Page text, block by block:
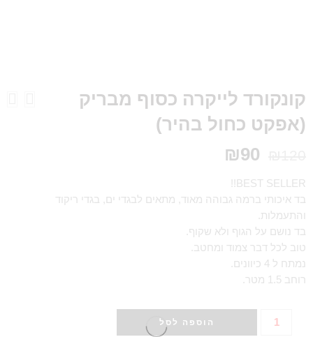
קונקורד לייקרה כסוף מבריק
(אפקט כחול בהיר)
₪90
BEST SELLER!!
בד איכותי ברמה גבוהה מאוד, מתאים לבגדי ים, בגדי ריקוד
והתעמלות.
בד נושם על הגוף ולא שקוף.
טוב לכל דבר צמוד ומחטב.
נמתח ל 4 כיוונים.
רוחב 1.5 מטר.
הוספה לסל